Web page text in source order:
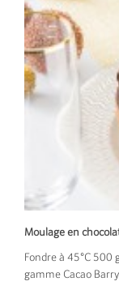
Moulage en
Fondre à 45°C 500
gamme Cacao